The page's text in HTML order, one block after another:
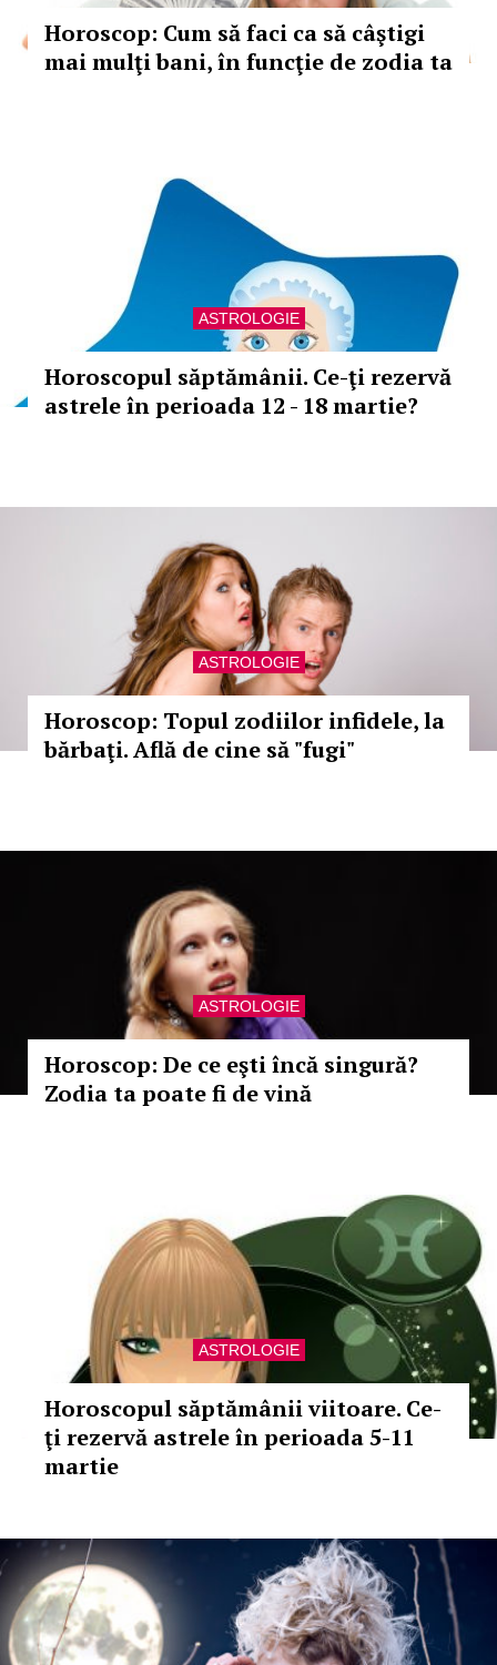
Horoscop: Cum să faci ca să câştigi
mai mulţi bani, în funcţie de zodia ta
ASTROLOGIE
Horoscopul săptămânii. Ce-ţi rezervă
astrele în perioada 12 - 18 martie?
ASTROLOGIE
Horoscop: Topul zodiilor infidele, la
bărbaţi. Află de cine să "fugi"
ASTROLOGIE
Horoscop: De ce eşti încă singură?
Zodia ta poate fi de vină
ASTROLOGIE
Horoscopul săptămânii viitoare. Ce-
ţi rezervă astrele în perioada 5-11
martie